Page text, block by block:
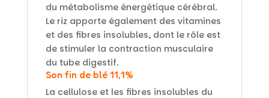
du métabolisme énergétique cérébral.
Le riz apporte également des vitamines
et des fibres insolubles, dont le rôle est
de stimuler la contraction musculaire
du tube digestif.
Son fin de blé 11,1%
La cellulose et les fibres insolubles du